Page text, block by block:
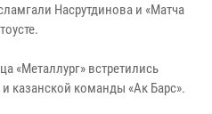
Насрутдинова и «Матча
«Металлург» встретились
казанской команды «Ак Барс».